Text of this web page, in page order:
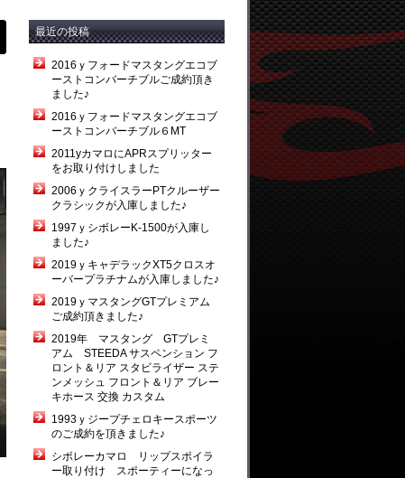
最近の投稿
2016ｙフォードマスタングエコブ
ーストコンバーチブルご成約頂き
ました♪
2016ｙフォードマスタングエコブ
ーストコンバーチブル６MT
2011yカマロにAPRスプリッター
をお取り付けしました
2006ｙクライスラーPTクルーザー
クラシックが入庫しました♪
1997ｙシボレーK-1500が入庫し
ました♪
2019ｙキャデラックXT5クロスオ
ーバープラチナムが入庫しました♪
2019ｙマスタングGTプレミアム
ご成約頂きました♪
2019年 マスタング GTプレミ
アム STEEDA サスペンション フ
ロント＆リア スタビライザー ステ
ンメッシュ フロント＆リア ブレー
キホース 交換 カスタム
1993ｙジープチェロキースポーツ
のご成約を頂きました♪
シボレーカマロ リップスポイラ
ー取り付け スポーティーになっ